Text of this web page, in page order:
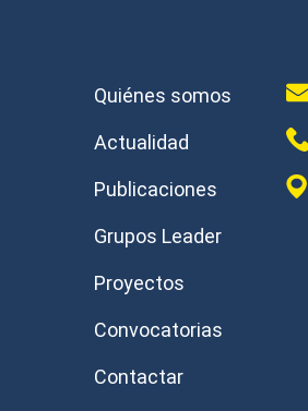
Quiénes somos
Actualidad
Publicaciones
Grupos Leader
Proyectos
Convocatorias
Contactar